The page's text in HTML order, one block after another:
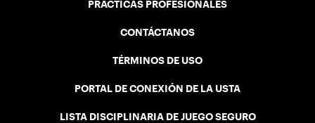
PRÁCTICAS PROFESIONALES
CONTÁCTANOS
TÉRMINOS DE USO
PORTAL DE CONEXIÓN DE LA USTA
LISTA DISCIPLINARIA DE JUEGO SEGURO